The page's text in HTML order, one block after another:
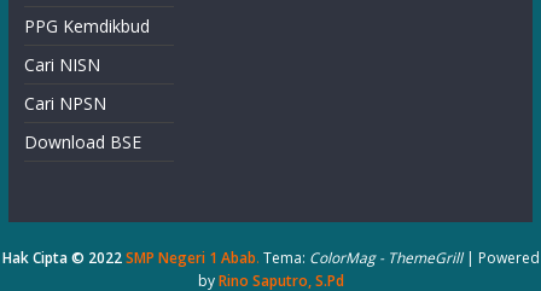
PPG Kemdikbud
Cari NISN
Cari NPSN
Download BSE
Hak Cipta © 2022 SMP Negeri 1 Abab. Tema: ColorMag - ThemeGrill| Powered
by Rino Saputro, S.Pd